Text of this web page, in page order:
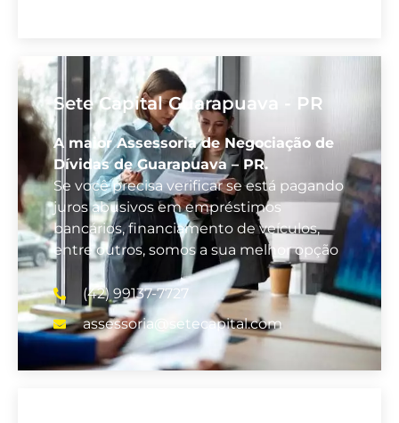
Sete Capital Guarapuava - PR
A maior Assessoria de Negociação de
Dívidas de Guarapuava – PR.
Se você precisa verificar se está pagando
juros abusivos em empréstimos
bancários, financiamento de veículos,
entre outros, somos a sua melhor opção
(42) 99137-7727
assessoria@setecapital.com